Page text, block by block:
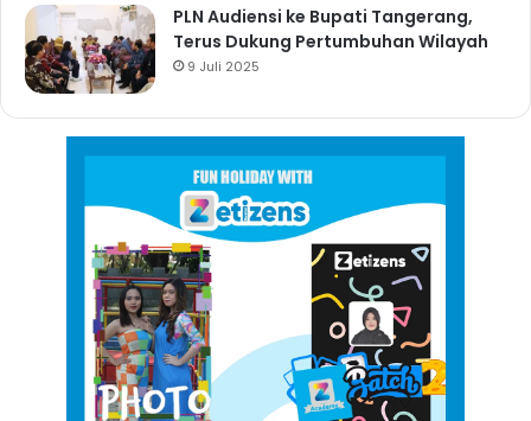
PLN Audiensi ke Bupati Tangerang,
Terus Dukung Pertumbuhan Wilayah
9 Juli 2025